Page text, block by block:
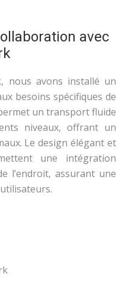
avec
nous avons installé un
besoins spécifiques de
un transport fluide
niveaux, offrant un
Le design élégant et
une intégration
l’endroit, assurant une